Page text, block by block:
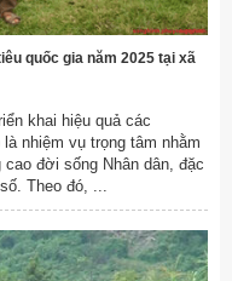
quốc gia năm 2025 tại xã
khai hiệu quả các
nhiệm vụ trọng tâm nhằm
đời sống Nhân dân, đặc
Theo đó, ...